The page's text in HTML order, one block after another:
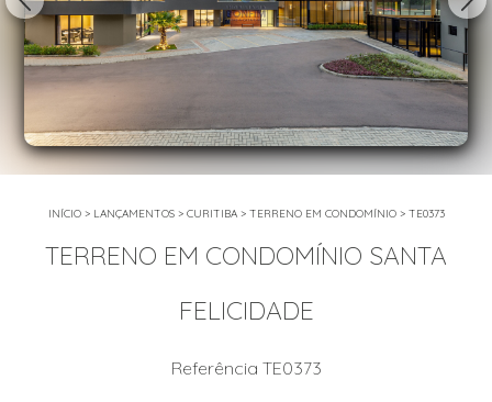
INÍCIO> LANÇAMENTOS> CURITIBA> TERRENO EM CONDOMÍNIO> TE0373
TERRENO EM CONDOMÍNIO SANTA
FELICIDADE
Referência TE0373